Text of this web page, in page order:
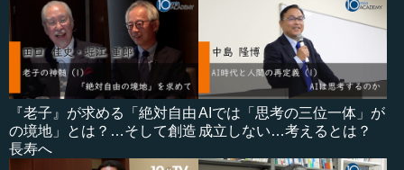
『老子』が求める「絶対自由
の境地」とは？…そして創造
長寿へ
AIでは「思考の三位一体」が
成立しない…考えるとは？